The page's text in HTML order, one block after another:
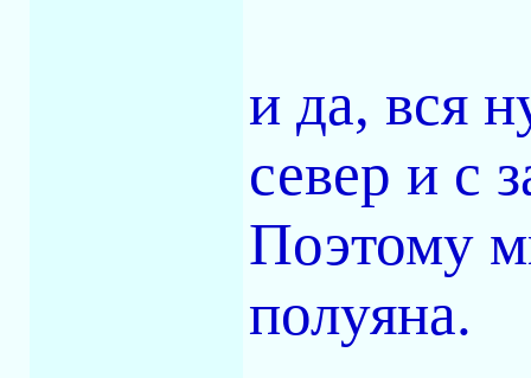
и да, вся
север и с
Поэтому
полуяна.